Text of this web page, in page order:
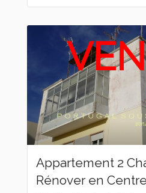
Appartement 2
Rénover en